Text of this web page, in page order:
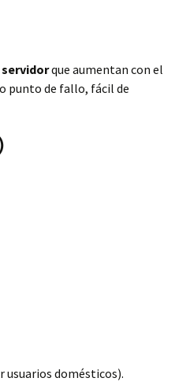
que aumentan con el
punto de fallo, fácil de
usuarios domésticos).